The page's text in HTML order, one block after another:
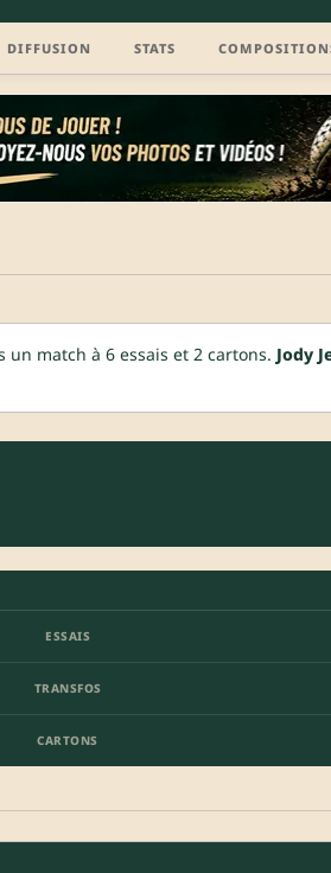
DIFFUSION STATS
un match à 6 essais et 2 cartons. Jody
ESSAIS
TRANSFOS
CARTONS